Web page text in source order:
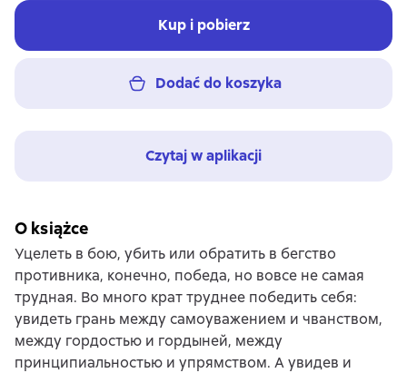
Kup i pobierz
Dodać do koszyka
Czytaj w aplikacji
O książce
Уцелеть в бою, убить или обратить в бегство
противника, конечно, победа, но вовсе не самая
трудная. Во много крат труднее победить себя:
увидеть грань между самоуважением и чванством,
между гордостью и гордыней, между
принципиальностью и упрямством. А увидев и